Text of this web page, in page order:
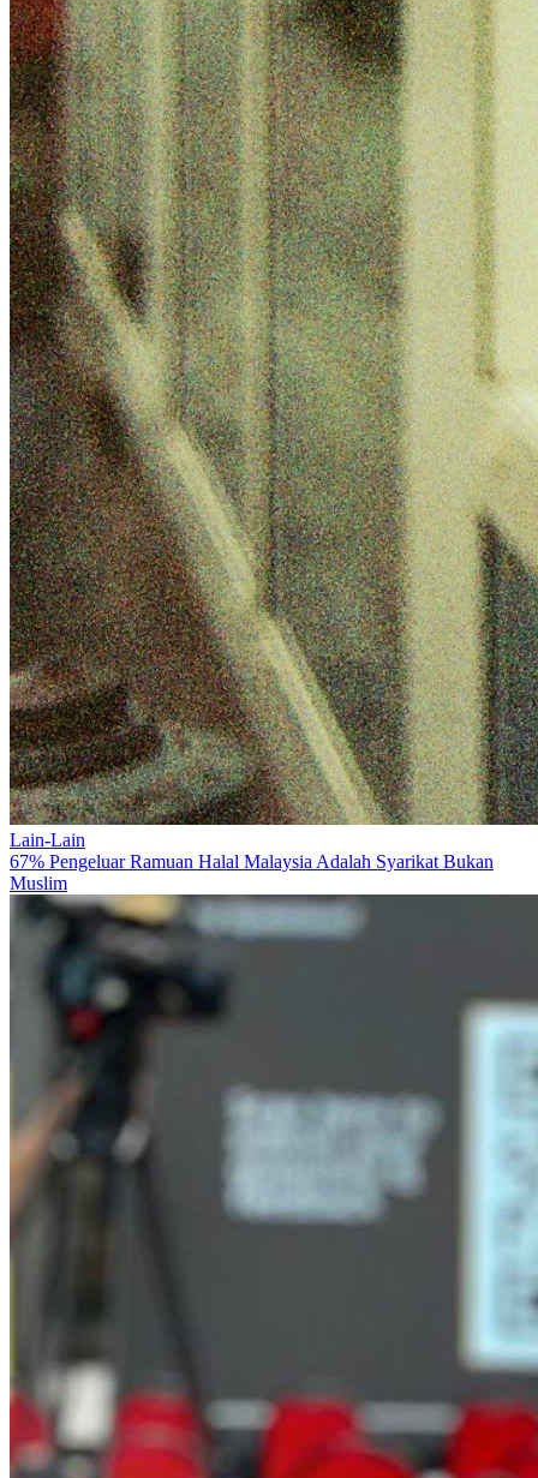
Lain-Lain
67% Pengeluar Ramuan Halal Malaysia Adalah Syarikat Bukan
Muslim